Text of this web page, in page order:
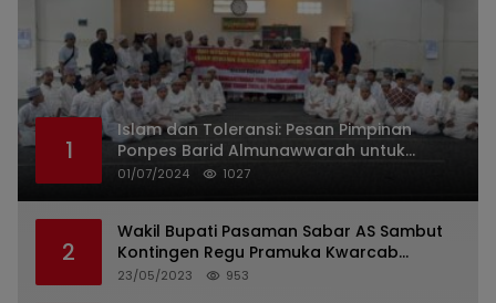
1
Islam dan Toleransi: Pesan Pimpinan
Ponpes Barid Almunawwarah untuk
Indonesia
01/07/2024 1027
2
Wakil Bupati Pasaman Sabar AS Sambut
Kontingen Regu Pramuka Kwarcab
Pasaman
23/05/2023 953